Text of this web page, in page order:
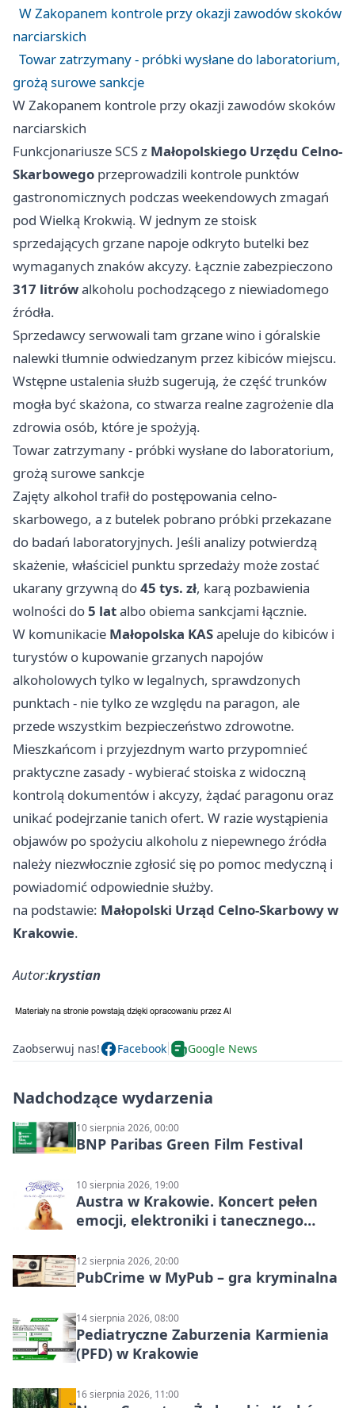
W Zakopanem kontrole przy okazji zawodów skoków
narciarskich
Towar zatrzymany - próbki wysłane do laboratorium,
grożą surowe sankcje
W Zakopanem kontrole przy okazji zawodów skoków
narciarskich
Funkcjonariusze SCS z Małopolskiego Urzędu Celno-
Skarbowego przeprowadzili kontrole punktów
gastronomicznych podczas weekendowych zmagań
pod Wielką Krokwią. W jednym ze stoisk
sprzedających grzane napoje odkryto butelki bez
wymaganych znaków akcyzy. Łącznie zabezpieczono
317 litrówalkoholu pochodzącego z niewiadomego
źródła.
Sprzedawcy serwowali tam grzane wino i góralskie
nalewki tłumnie odwiedzanym przez kibiców miejscu.
Wstępne ustalenia służb sugerują, że część trunków
mogła być skażona, co stwarza realne zagrożenie dla
zdrowia osób, które je spożyją.
Towar zatrzymany - próbki wysłane do laboratorium,
grożą surowe sankcje
Zajęty alkohol trafił do postępowania celno-
skarbowego, a z butelek pobrano próbki przekazane
do badań laboratoryjnych. Jeśli analizy potwierdzą
skażenie, właściciel punktu sprzedaży może zostać
ukarany grzywną do45 tys. zł, karą pozbawienia
wolności do5 latalbo obiema sankcjami łącznie.
W komunikacie Małopolska KASapeluje do kibiców i
turystów o kupowanie grzanych napojów
alkoholowych tylko w legalnych, sprawdzonych
punktach - nie tylko ze względu na paragon, ale
przede wszystkim bezpieczeństwo zdrowotne.
Mieszkańcom i przyjezdnym warto przypomnieć
praktyczne zasady - wybierać stoiska z widoczną
kontrolą dokumentów i akcyzy, żądać paragonu oraz
unikać podejrzanie tanich ofert. W razie wystąpienia
objawów po spożyciu alkoholu z niepewnego źródła
należy niezwłocznie zgłosić się po pomoc medyczną i
powiadomić odpowiednie służby.
na podstawie: Małopolski Urząd Celno-Skarbowy w
Krakowie.
Autor:krystian
Zaobserwuj nas! Facebook Google News
Nadchodzące wydarzenia
10 sierpnia 2026, 00:00
BNP Paribas Green Film Festival
10 sierpnia 2026, 19:00
Austra w Krakowie. Koncert pełen
emocji, elektroniki i tanecznego
12 sierpnia 2026, 20:00
PubCrime w MyPub – gra kryminalna
14 sierpnia 2026, 08:00
Pediatryczne Zaburzenia Karmienia
(PFD) w Krakowie
16 sierpnia 2026, 11:00